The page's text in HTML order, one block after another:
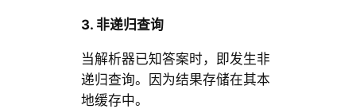
3. 非递归查询
当解析器已知答案时，即发生非
递归查询。因为结果存储在其本
地缓存中。